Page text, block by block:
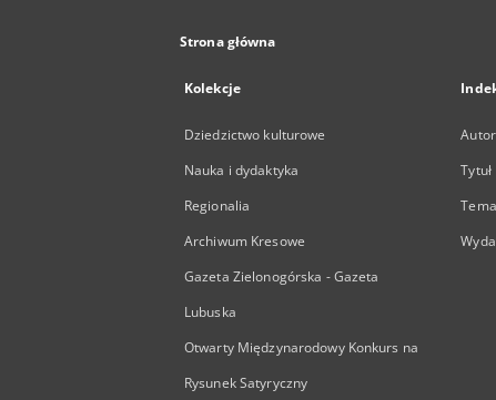
Strona główna
Kolekcje
Dziedzictwo kulturowe
Nauka i dydaktyka
Regionalia
Archiwum Kresowe
Gazeta Zielonogórska - Gazeta
Lubuska
Otwarty Międzynarodowy Konkurs na
Rysunek Satyryczny
Autor
Tytuł